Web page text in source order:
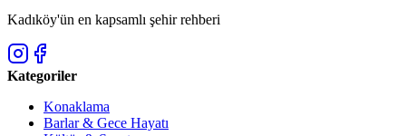
Kadıköy'ün en kapsamlı şehir rehberi
Kategoriler
Konaklama
Barlar & Gece Hayatı